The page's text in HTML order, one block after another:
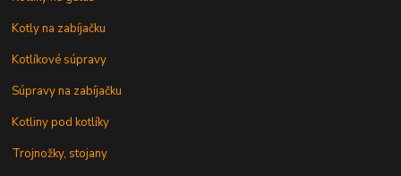
Kotly na zabíjačku
Kotlíkové súpravy
Súpravy na zabíjačku
Kotliny pod kotlíky
Trojnožky, stojany